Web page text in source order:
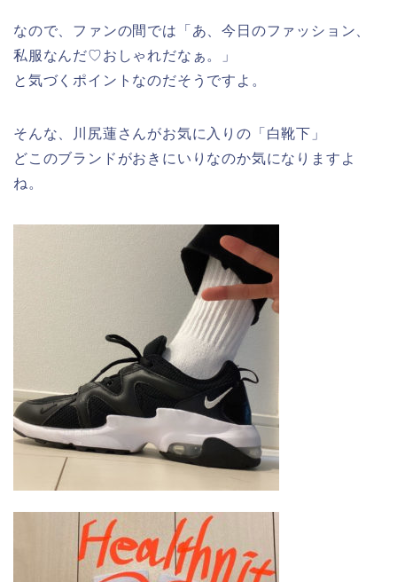
なので、ファンの間では「あ、今日のファッション、
私服なんだ♡おしゃれだなぁ。」
と気づくポイントなのだそうですよ。
そんな、川尻蓮さんがお気に入りの「白靴下」
どこのブランドがおきにいりなのか気になりますよ
ね。